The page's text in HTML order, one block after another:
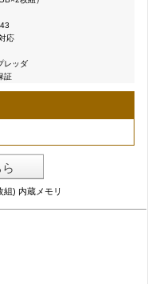
応
レッダ
証
) 内蔵メモリ